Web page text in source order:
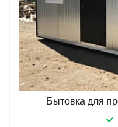
Бытовка для